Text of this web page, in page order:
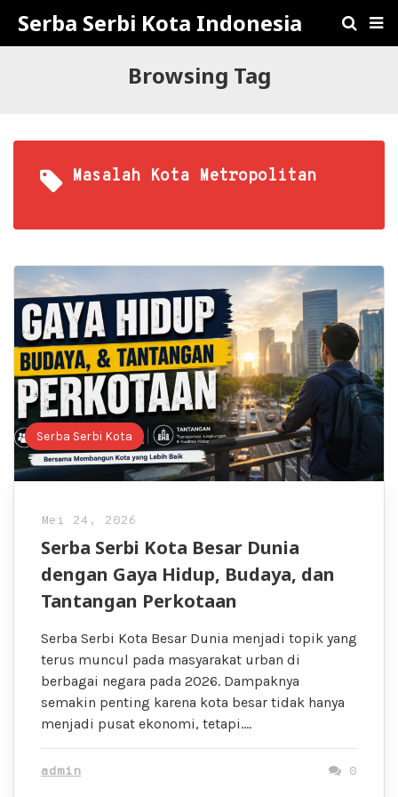
Serba Serbi Kota Indonesia
Browsing Tag
Masalah Kota Metropolitan
Serba Serbi Kota
Mei 24, 2026
Serba Serbi Kota Besar Dunia
dengan Gaya Hidup, Budaya, dan
Tantangan Perkotaan
Serba Serbi Kota Besar Dunia menjadi topik yang
terus muncul pada masyarakat urban di
berbagai negara pada 2026. Dampaknya
semakin penting karena kota besar tidak hanya
menjadi pusat ekonomi, tetapi….
admin 0